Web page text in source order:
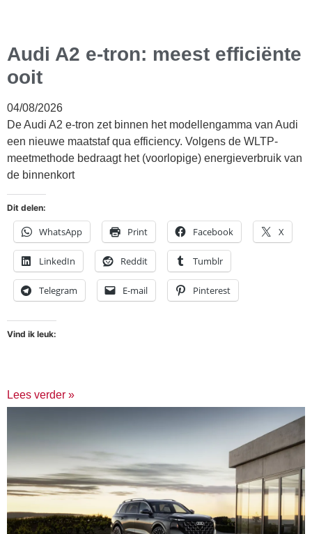
Audi A2 e-tron: meest efficiënte
ooit
04/08/2026
De Audi A2 e-tron zet binnen het modellengamma van Audi
een nieuwe maatstaf qua efficiency. Volgens de WLTP-
meetmethode bedraagt het (voorlopige) energieverbruik van
de binnenkort
Dit delen:
WhatsApp Print Facebook X
LinkedIn Reddit Tumblr
Telegram E-mail Pinterest
Vind ik leuk:
Lees verder »